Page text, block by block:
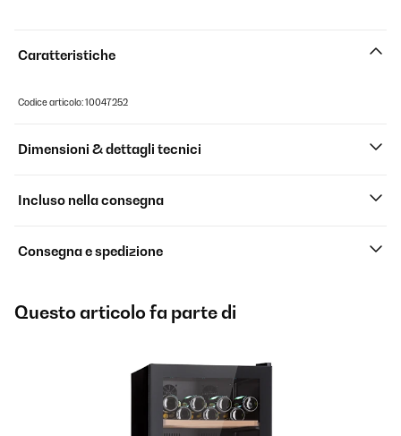
Caratteristiche
Codice articolo: 10047252
Dimensioni & dettagli tecnici
Incluso nella consegna
Consegna e spedizione
Questo articolo fa parte di